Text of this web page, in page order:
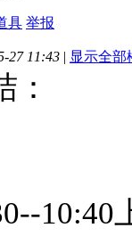
具 举报
27 11:43 | 显示全部
10:40